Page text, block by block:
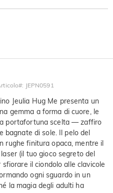
: JEPN0591
Jeulia Hug Me presenta un
gemma a forma di cuore, le
portafortuna scelta — zaffiro
bagnate di sole. Il pelo del
rughe finitura opaca, mentre il
(il tuo gioco segreto del
il ciondolo alle clavicole
ogni sguardo in un
la magia degli adulti ha